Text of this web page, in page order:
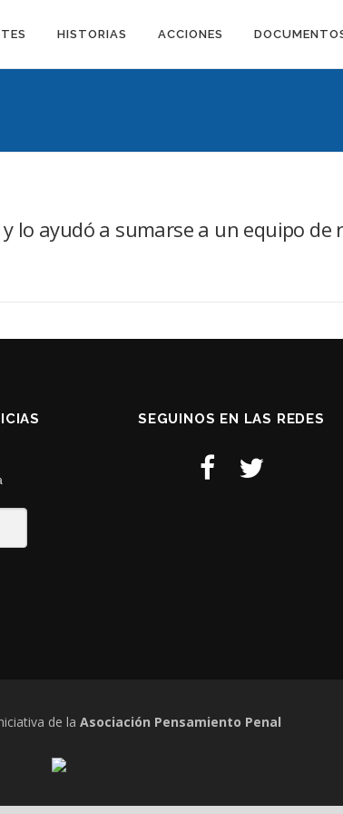
HISTORIAS ACCIONES
lo ayudó a sumarse a un equipo de
SEGUINOS EN LAS REDES
de la Asociación Pensamiento Penal